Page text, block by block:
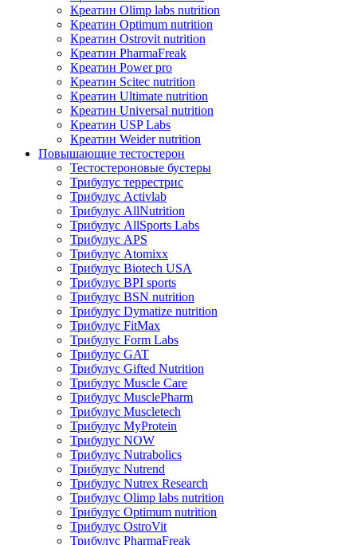
Креатин Olimp labs nutrition
Креатин Optimum nutrition
Креатин Ostrovit nutrition
Креатин PharmaFreak
Креатин Power pro
Креатин Scitec nutrition
Креатин Ultimate nutrition
Креатин Universal nutrition
Креатин USP Labs
Креатин Weider nutrition
Повышающие тестостерон
Тестостероновые бустеры
Трибулус террестрис
Трибулус Activlab
Трибулус AllNutrition
Трибулус AllSports Labs
Трибулус APS
Трибулус Atomixx
Трибулус Biotech USA
Трибулус BPI sports
Трибулус BSN nutrition
Трибулус Dymatize nutrition
Трибулус FitMax
Трибулус Form Labs
Трибулус GAT
Трибулус Gifted Nutrition
Трибулус Muscle Care
Трибулус MusclePharm
Трибулус Muscletech
Трибулус MyProtein
Трибулус NOW
Трибулус Nutrabolics
Трибулус Nutrend
Трибулус Nutrex Research
Трибулус Olimp labs nutrition
Трибулус Optimum nutrition
Трибулус OstroVit
Трибулус PharmaFreak